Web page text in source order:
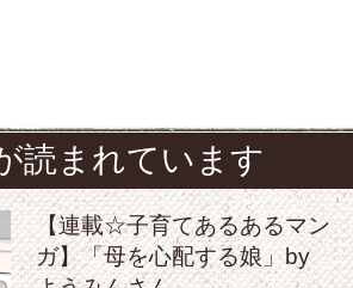
読まれています
【連載☆子育てあるあるマン
ガ】「母を心配する娘」by